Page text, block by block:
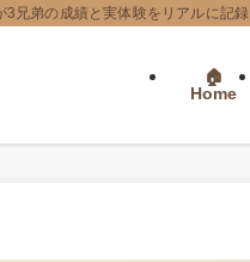
兄弟の成績と実体験をリアルに記録
Home